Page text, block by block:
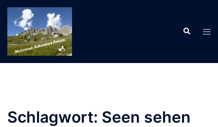
Zum
Inhalt
springen
Suche
Schlagwort: Seen sehen